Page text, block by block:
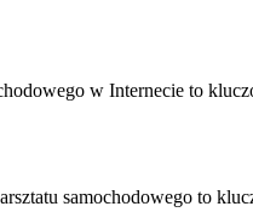
w Internecie to
samochodowego to